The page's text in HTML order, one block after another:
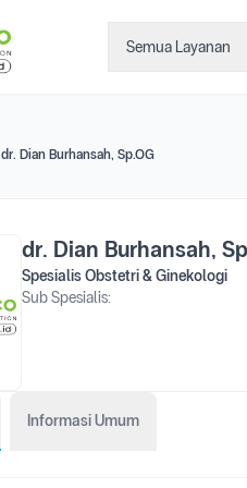
Semua Layanan
dr. Dian Burhansah, Sp.OG
dr. Dian Burhansah,
Spesialis Obstetri & Ginekologi
Sub Spesialis:
Informasi Umum